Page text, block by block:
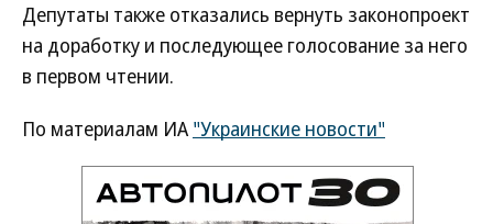
Депутаты также отказались вернуть законопроект
на доработку и последующее голосование за него
в первом чтении.
По материалам ИА "Украинские новости"